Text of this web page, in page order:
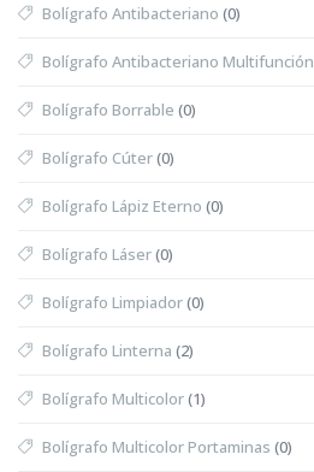
Bolígrafo Antibacteriano (0)
Bolígrafo Antibacteriano Multifunción
Bolígrafo Borrable (0)
Bolígrafo Cúter(0)
Bolígrafo Lápiz Eterno (0)
Bolígrafo Láser(0)
Bolígrafo Limpiador(0)
Bolígrafo Linterna (2)
Bolígrafo Multicolor(1)
Bolígrafo Multicolor Portaminas (0)